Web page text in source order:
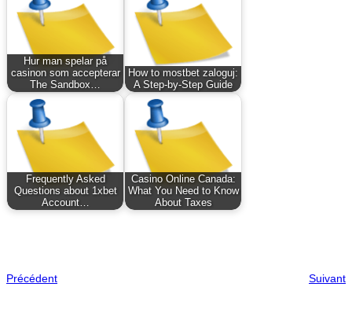
Hur man spelar på
casinon som accepterar
The Sandbox…
How to mostbet zaloguj:
A Step-by-Step Guide
Frequently Asked
Questions about 1xbet
Account…
Casino Online Canada:
What You Need to Know
About Taxes
Précédent Suivant